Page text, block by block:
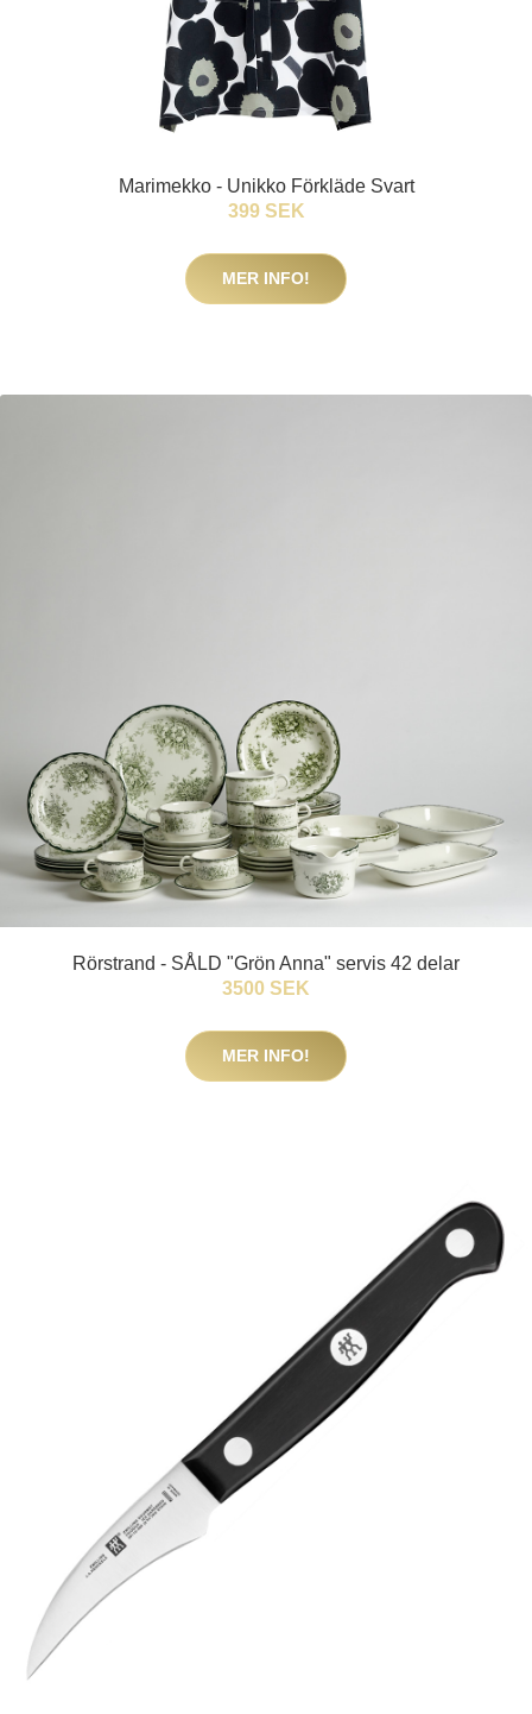
Marimekko - Unikko Förkläde Svart
399 SEK
MER INFO!
Rörstrand - SÅLD "Grön Anna" servis 42 delar
3500 SEK
MER INFO!